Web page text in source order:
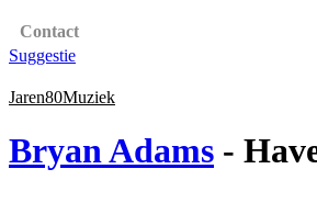
Contact
Suggestie
Jaren80Muziek
Bryan Adams -